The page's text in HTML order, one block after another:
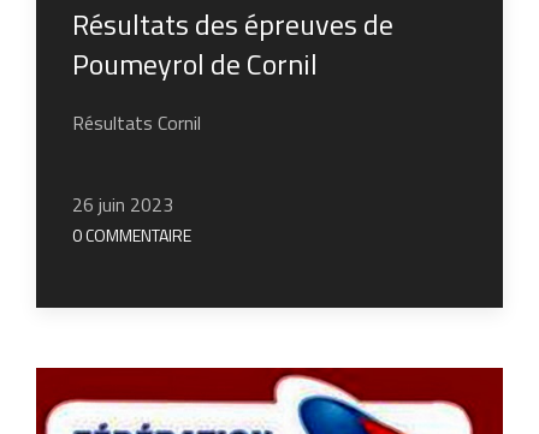
Résultats des épreuves de
Poumeyrol de Cornil
Résultats Cornil
26 juin 2023
0 COMMENTAIRE